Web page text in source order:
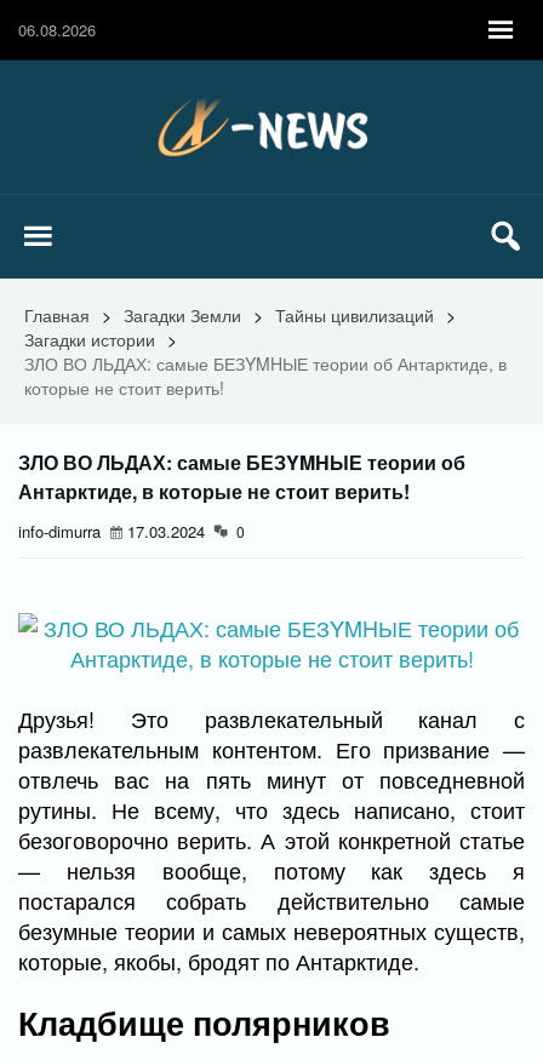
06.08.2026
Главная > Загадки Земли > Тайны цивилизаций >
Загадки истории >
ЗЛО ВО ЛЬДАХ: самые БЕЗYMHЫЕ теории об Антарктиде, в
которые не стоит верить!
ЗЛО ВО ЛЬДАХ: самые БЕЗYMHЫЕ теории об
Антарктиде, в которые не стоит верить!
info-dimurra 17.03.2024 0
Друзья! Это развлекательный канал с
развлекательным контентом. Его призвание —
отвлечь вас на пять минут от повседневной
рутины. Не всему, что здесь написано, стоит
безоговорочно верить. А этой конкретной статье
— нельзя вообще, потому как здесь я
постарался собрать действительно самые
безумные теории и самых невероятных существ,
которые, якобы, бродят по Антарктиде.
Кладбище полярников